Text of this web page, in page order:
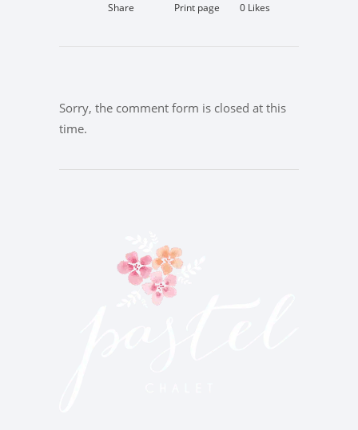
Share Print page 0 Likes
Sorry, the comment form is closed at this
time.